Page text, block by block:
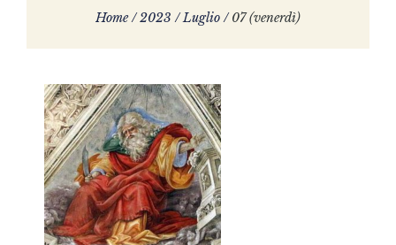
Home /2023 /Luglio /07 (venerdì)